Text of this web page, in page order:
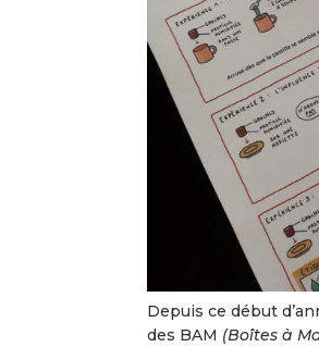
Depuis ce début
des BAM (Boîtes à